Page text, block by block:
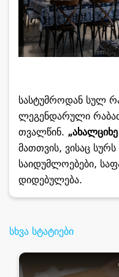
სასტუმროდან სულ
ლეგენდარული
თვალწინ. „ახალციხე
მათთვის, ვისაც
საიდუმლოებები,
დიდებულება.
სხვა სტატიები